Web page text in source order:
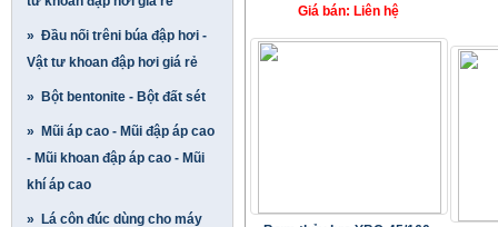
» Đầu nối trêni búa đập hơi -
Vật tư khoan đập hơi giá rẻ
» Bột bentonite - Bột đất sét
» Mũi áp cao - Mũi đập áp cao
- Mũi khoan đập áp cao - Mũi
khí áp cao
» Lá côn đúc dùng cho máy
Giá bán: Liên hệ